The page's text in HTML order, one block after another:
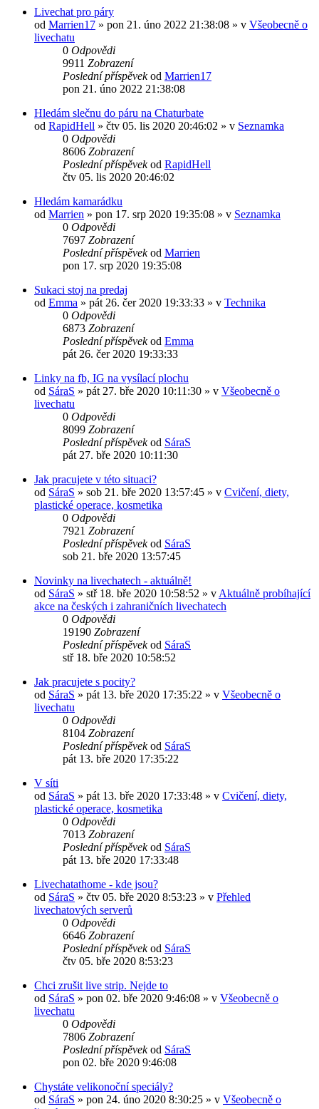
Livechat pro páry
od Marrien17 » pon 21. úno 2022 21:38:08 » v Všeobecně o
livechatu
0 Odpovědi
9911 Zobrazení
Poslední příspěvekod Marrien17
pon 21. úno 2022 21:38:08
Hledám slečnu do páru na Chaturbate
od RapidHell » čtv 05. lis 2020 20:46:02 » v Seznamka
0 Odpovědi
8606 Zobrazení
Poslední příspěvekod RapidHell
čtv 05. lis 2020 20:46:02
Hledám kamarádku
od Marrien » pon 17. srp 2020 19:35:08 » v Seznamka
0 Odpovědi
7697 Zobrazení
Poslední příspěvekod Marrien
pon 17. srp 2020 19:35:08
Sukaci stoj na predaj
od Emma » pát 26. čer 2020 19:33:33 » v Technika
0 Odpovědi
6873 Zobrazení
Poslední příspěvekod Emma
pát 26. čer 2020 19:33:33
Linky na fb, IG na vysílací plochu
od SáraS » pát 27. bře 2020 10:11:30 » v Všeobecně o
livechatu
0 Odpovědi
8099 Zobrazení
Poslední příspěvekod SáraS
pát 27. bře 2020 10:11:30
Jak pracujete v této situaci?
od SáraS » sob 21. bře 2020 13:57:45 » v Cvičení, diety,
plastické operace, kosmetika
0 Odpovědi
7921 Zobrazení
Poslední příspěvekod SáraS
sob 21. bře 2020 13:57:45
Novinky na livechatech - aktuálně!
od SáraS » stř 18. bře 2020 10:58:52 » v Aktuálně probíhající
akce na českých i zahraničních livechatech
0 Odpovědi
19190 Zobrazení
Poslední příspěvekod SáraS
stř 18. bře 2020 10:58:52
Jak pracujete s pocity?
od SáraS » pát 13. bře 2020 17:35:22 » v Všeobecně o
livechatu
0 Odpovědi
8104 Zobrazení
Poslední příspěvekod SáraS
pát 13. bře 2020 17:35:22
V síti
od SáraS » pát 13. bře 2020 17:33:48 » v Cvičení, diety,
plastické operace, kosmetika
0 Odpovědi
7013 Zobrazení
Poslední příspěvekod SáraS
pát 13. bře 2020 17:33:48
Livechatathome - kde jsou?
od SáraS » čtv 05. bře 2020 8:53:23 » v Přehled
livechatových serverů
0 Odpovědi
6646 Zobrazení
Poslední příspěvekod SáraS
čtv 05. bře 2020 8:53:23
Chci zrušit live strip. Nejde to
od SáraS » pon 02. bře 2020 9:46:08 » v Všeobecně o
livechatu
0 Odpovědi
7806 Zobrazení
Poslední příspěvekod SáraS
pon 02. bře 2020 9:46:08
Chystáte velikonoční speciály?
od SáraS » pon 24. úno 2020 8:30:25 » v Všeobecně o